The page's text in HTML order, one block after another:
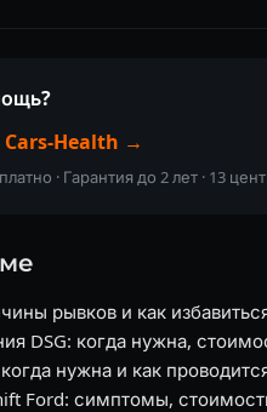
Cars-Health →
· Гарантия до 2 лет · 13
рывков и как
DSG: когда нужна,
нужна и как
Ford: симптомы,